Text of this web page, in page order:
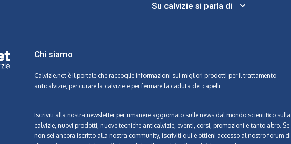
Su calvizie si parla di
Chi siamo
Calvizie.netè il portale che raccoglie informazioni sui migliori prodotti per il trattamento
anticalvizie, per curare la calvizie e per fermare la caduta dei capelli
Iscriviti alla nostra newsletter per rimanere aggiornato sulle news dal mondo scientifico sulla
calvizie, nuovi prodotti, nuove tecniche anticalvizie, eventi, corsi, promozioni e tanto altro. Se
non sei ancora iscritto alla nostra community, iscriviti qui e ottieni accesso al nostro forum di